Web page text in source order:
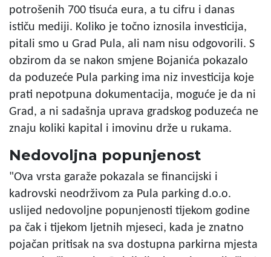
potrošenih 700 tisuća eura, a tu cifru i danas
ističu mediji. Koliko je točno iznosila investicija,
pitali smo u Grad Pula, ali nam nisu odgovorili. S
obzirom da se nakon smjene Bojanića pokazalo
da poduzeće Pula parking ima niz investicija koje
prati nepotpuna dokumentacija, moguće je da ni
Grad, a ni sadašnja uprava gradskog poduzeća ne
znaju koliki kapital i imovinu drže u rukama.
Nedovoljna popunjenost
"Ova vrsta garaže pokazala se financijski i
kadrovski neodrživom za Pula parking d.o.o.
uslijed nedovoljne popunjenosti tijekom godine
pa čak i tijekom ljetnih mjeseci, kada je znatno
pojačan pritisak na sva dostupna parkirna mjesta